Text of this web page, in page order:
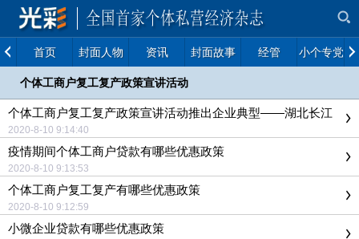
首页 封面人物 资讯 封面故事 经管 小个专党建
个体工商户复工复产政策宣讲活动
个体工商户复工复产政策宣讲活动推出企业典型——湖北长江
医药集团
2020-8-10 9:14:40
疫情期间个体工商户贷款有哪些优惠政策
2020-8-10 9:13:53
个体工商户复工复产有哪些优惠政策
2020-8-10 9:12:59
小微企业贷款有哪些优惠政策